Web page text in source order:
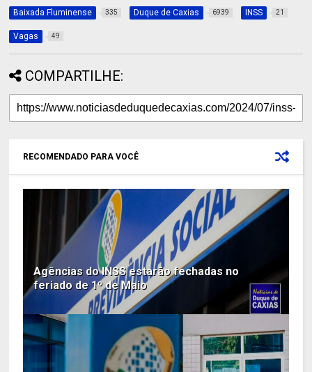
Baixada Fluminense 335 Duque de Caxias 6939 INSS 21
Vagas 49
COMPARTILHE:
RECOMENDADO PARA VOCÊ
Agências do INSS estarão fechadas no
feriado de 1º de Maio